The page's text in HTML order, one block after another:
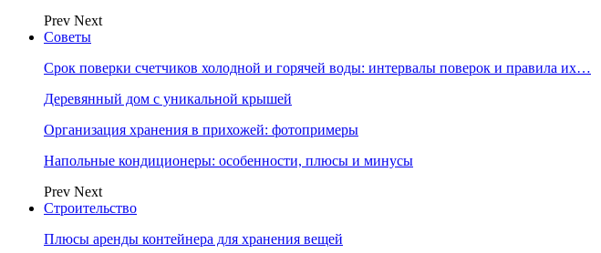
Prev Next
Советы
Срок поверки счетчиков холодной и горячей воды: интервалы поверок и правила их…
Деревянный дом с уникальной крышей
Организация хранения в прихожей: фотопримеры
Напольные кондиционеры: особенности, плюсы и минусы
Prev Next
Строительство
Плюсы аренды контейнера для хранения вещей